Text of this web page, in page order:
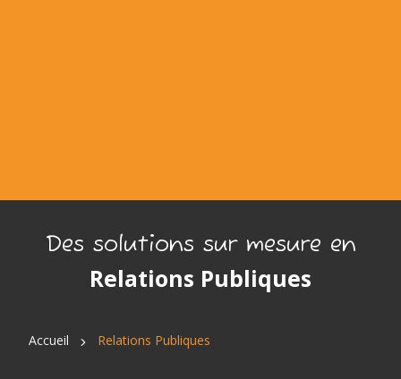
Des solutions sur mesure en
Relations Publiques
Accueil Relations Publiques